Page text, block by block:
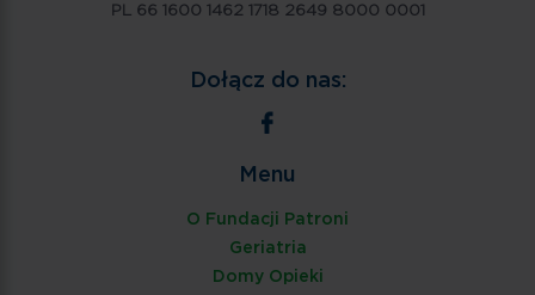
PL 66 1600 1462 1718 2649 8000 0001
Dołącz do nas:
Menu
O Fundacji Patroni
Geriatria
Domy Opieki